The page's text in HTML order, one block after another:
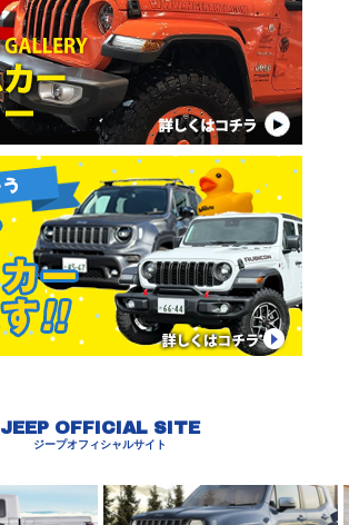
JEEP OFFICIAL SITE
ジープオフィシャルサイト